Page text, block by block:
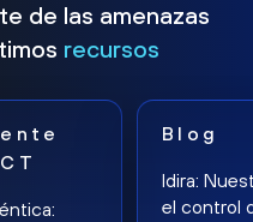
de las amenazas
recursos
Blog
Idira:
el control